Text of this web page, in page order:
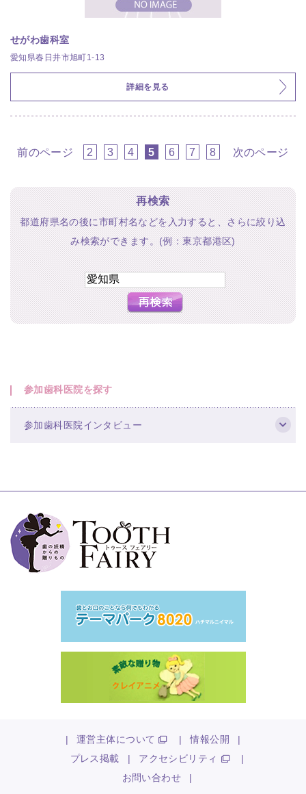
せがわ歯科室
愛知県春日井市旭町1-13
詳細を見る
前のページ 2 3 4 5 6 7 8 次のページ
再検索
都道府県名の後に市町村名などを入力すると、さらに絞り込
み検索ができます。(例：東京都港区)
参加歯科医院を探す
参加歯科医院インタビュー
| 運営主体について | 情報公開
|
プレス掲載
| アクセシビリティ
|
お問い合わせ
|